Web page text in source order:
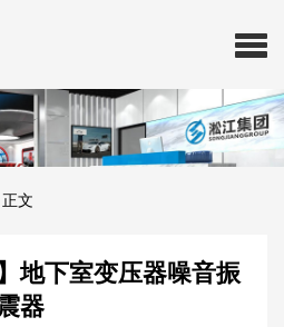
正文
地下室变压器噪音振
器